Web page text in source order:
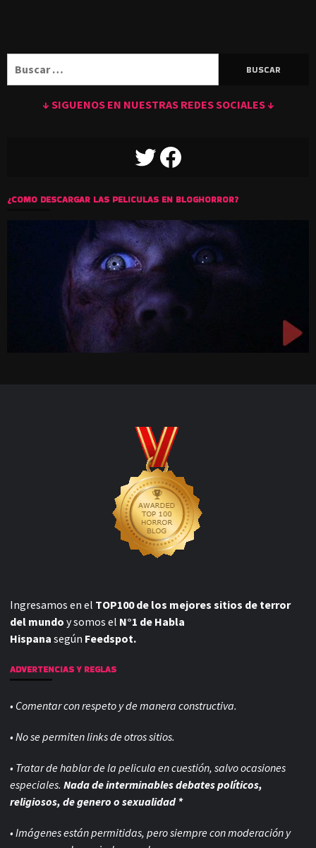
↓ SIGUENOS EN NUESTRAS REDES SOCIALES ↓
TWITTERFACEBOOK
¿COMO DESCARGAR LAS PELICULAS EN BLOGHORROR?
Ingresamos en el TOP100 de los mejores sitios de terror
del mundo y somos el N°1 de Habla
Hispana según Feedspot.
ADVERTENCIAS Y REGLAS
• Comentar con respeto y de manera constructiva.
• No se permiten links de otros sitios.
• Tratar de hablar de la pelicula en cuestión, salvo ocasiones
especiales. Nada de interminables debates políticos,
religiosos, de genero o sexualidad *
• Imágenes están permitidas, pero siempre conmoderación y